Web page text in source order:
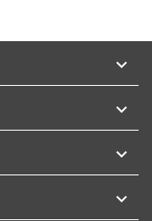



